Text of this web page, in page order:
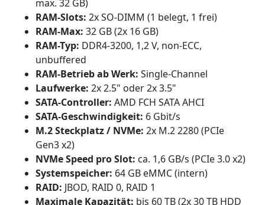
max. 32 GB)
RAM-Slots: 2x SO-DIMM (1 belegt, 1 frei)
RAM-Max: 32 GB (2x 16 GB)
RAM-Typ: DDR4-3200, 1,2 V, non-ECC,
unbuffered
RAM-Betrieb ab Werk: Single-Channel
Laufwerke: 2x 2.5" oder 2x 3.5"
SATA-Controller: AMD FCH SATA AHCI
SATA-Geschwindigkeit: 6 Gbit/s
M.2 Steckplatz / NVMe: 2x M.2 2280 (PCIe
Gen3 x2)
NVMe Speed pro Slot: ca. 1,6 GB/s (PCIe 3.0 x2)
Systemspeicher: 64 GB eMMC (intern)
RAID: JBOD, RAID 0, RAID 1
Maximale Kapazität: bis 60 TB (2x 30 TB HDD